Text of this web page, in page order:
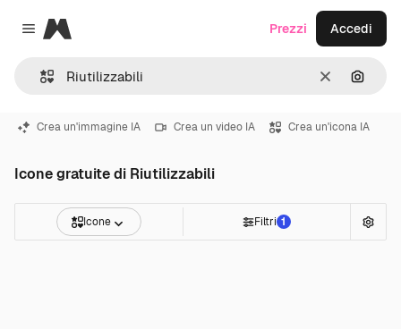
Close menu
Magnific
CancellaCerca
Prezzi Accedi
Crea un'immagine IA Crea un video IA Crea un'icona IA
Icone gratuite di Riutilizzabili
Icone Filtri 1